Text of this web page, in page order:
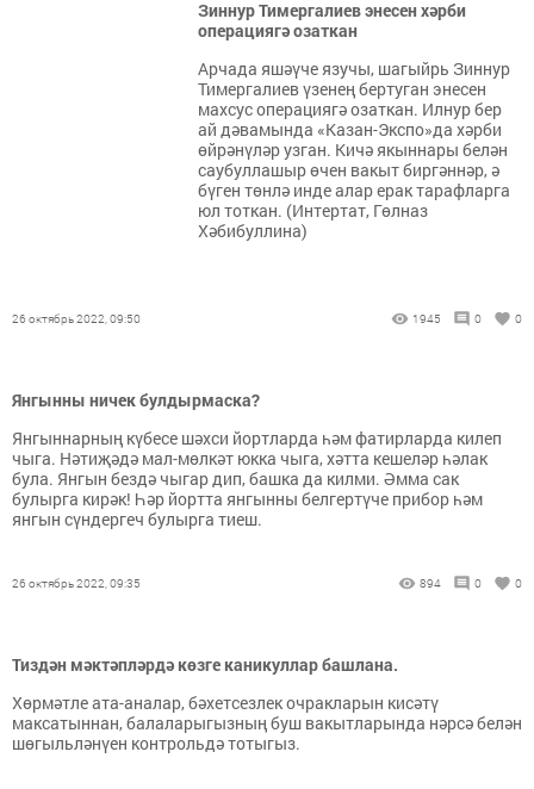
Зиннур Тимергалиев энесен хәрби
операциягә озаткан
Арчада яшәүче язучы, шагыйрь Зиннур
Тимергалиев үзенең бертуган энесен
махсус операциягә озаткан. Илнур бер
ай дәвамында «Казан-Экспо»да хәрби
өйрәнүләр узган. Кичә якыннары белән
саубуллашыр өчен вакыт биргәннәр, ә
бүген төнлә инде алар ерак тарафларга
юл тоткан. (Интертат, Гөлназ
Хәбибуллина)
26 октябрь 2022, 09:50 1945 0 0
Янгынны ничек булдырмаска?
Янгыннарның күбесе шәхси йортларда һәм фатирларда килеп
чыга. Нәтиҗәдә мал-мөлкәт юкка чыга, хәтта кешеләр һәлак
була. Янгын бездә чыгар дип, башка да килми. Әмма сак
булырга кирәк! Һәр йортта янгынны белгертүче прибор һәм
янгын сүндергеч булырга тиеш.
26 октябрь 2022, 09:35 894 0 0
Тиздән мәктәпләрдә көзге каникуллар башлана.
Хөрмәтле ата-аналар, бәхетсезлек очракларын кисәтү
максатыннан, балаларыгызның буш вакытларында нәрсә белән
шөгыльләнүен контрольдә тотыгыз.